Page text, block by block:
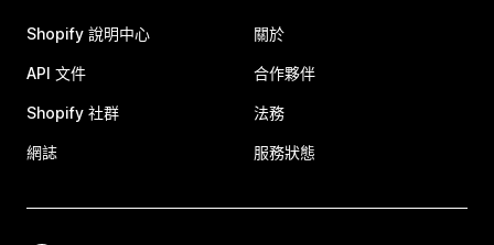
Shopify 說明中心
API 文件
Shopify 社群
網誌
關於
合作夥伴
法務
服務狀態